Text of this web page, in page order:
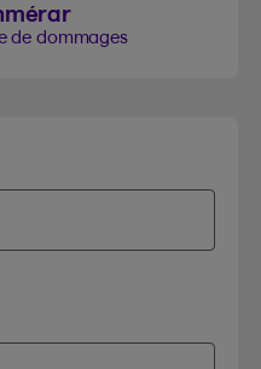
de dommages